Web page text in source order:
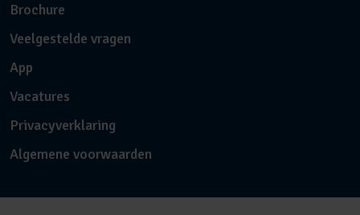
Brochure
Veelgestelde vragen
App
Vacatures
Privacyverklaring
Algemene voorwaarden